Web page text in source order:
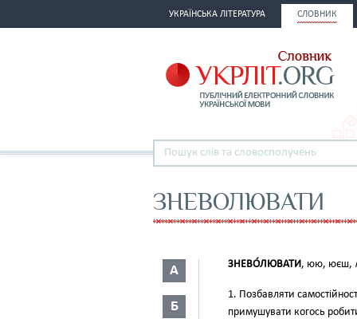
УКРАЇНСЬКА ЛІТЕРАТУРА СЛОВНИК
ЗНЕВОЛЮВАТИ
А
Б
ЗНЕВО́ЛЮВАТИ, юю, юєш,
1. Позбавляти
примушувати когось